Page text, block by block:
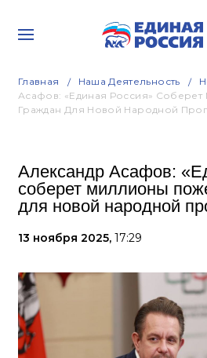
Главная Наша Деятельность
Асафов: «Единая Россия»
Граждан Для Новой Народной
Александр Асафов:
соберет миллионы
для новой народной
13 ноября 2025, 17:29